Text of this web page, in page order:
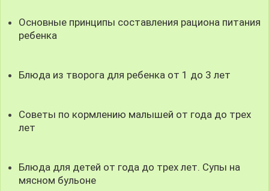
Основные принципы составления рациона питания
ребенка
Блюда из творога для ребенка от 1 до 3 лет
Советы по кормлению малышей от года до трех
лет
Блюда для детей от года до трех лет. Супы на
мясном бульоне